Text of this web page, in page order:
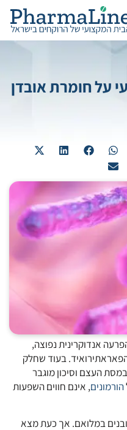
על חומרת אובדן
אנדוקרינית נפוצה,
בעוד שחלק
העצם וסיכון מוגבר
הורמונים, אינם חווים השפעות
במלואם. אך כעת מצא